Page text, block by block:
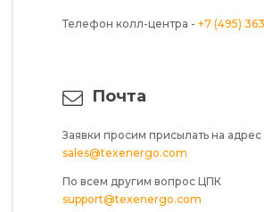
Телефон колл-центра - +7 (495)
Почта
Заявки просим присылать на адрес
sales@texenergo.com
По всем другим вопрос ЦПК
support@texenergo.com